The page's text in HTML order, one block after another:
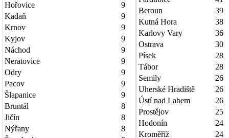
Hořovice
9
Kadaň
9
Krnov
9
Kyjov
9
Náchod
9
Neratovice
9
Odry
9
Pacov
9
Šlapanice
9
Bruntál
8
Jičín
8
Nýřany
8
Beroun
39
Kutná Hora
38
Karlovy Vary
36
Ostrava
30
Písek
28
Tábor
28
Semily
26
Uherské Hradiště
26
Ústí nad Labem
26
Prostějov
25
Hodonín
24
Kroměříž
24